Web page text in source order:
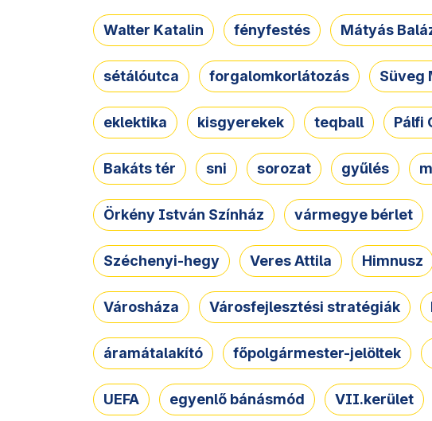
Walter Katalin fényfestés Mátyás
sétálóutca forgalomkorlátozás Süveg
eklektika kisgyerekek teqball Pálfi
Bakáts tér sni sorozat gyűlés
Örkény István Színház vármegye bérlet
Széchenyi-hegy Veres Attila Himnusz
Városháza Városfejlesztési stratégiák
áramátalakító főpolgármester-jelöltek
UEFA egyenlő bánásmód VII.kerület